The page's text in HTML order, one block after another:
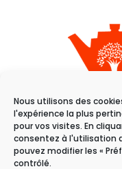
Nous utilisons des
l'expérience la plus
pour vos visites. En
consentez à l'utilisation
pouvez modifier les «
contrôlé.